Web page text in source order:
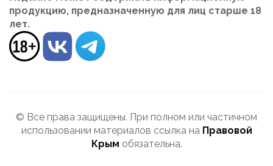
продукцию, предназначенную для лиц старше 18
лет.
© Все права защищены. При полном или частичном
использовании материалов ссылка на Правовой
Крым обязательна.